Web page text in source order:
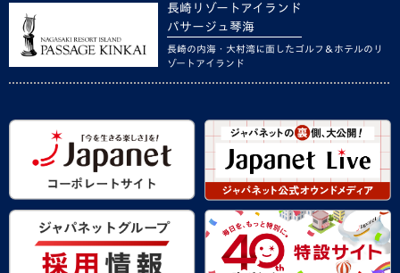
長崎リゾートアイランド
パサージュ琴海
長崎の内海・大村湾に面したゴルフ＆ホテルのリ
ゾートアイランド